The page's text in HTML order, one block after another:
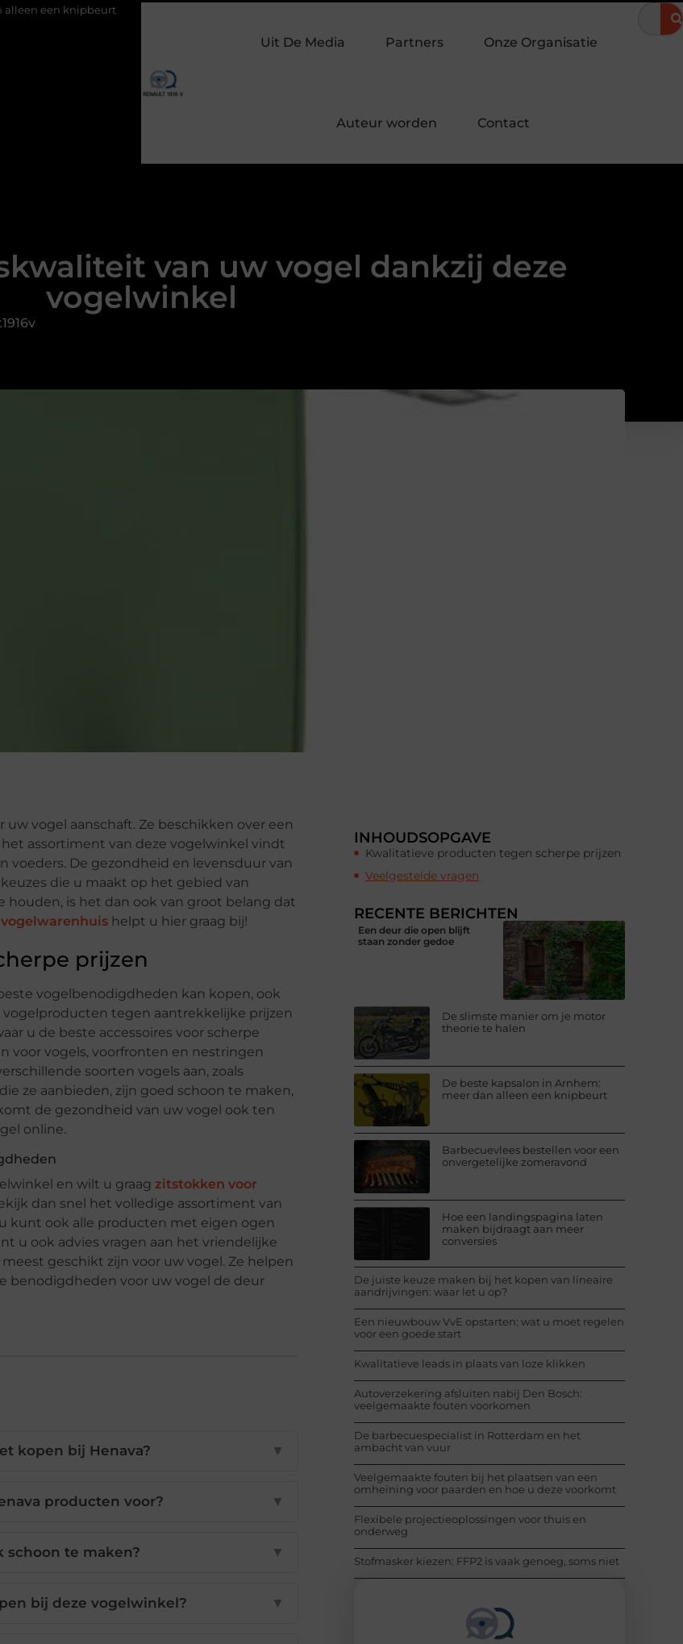
Barbecuevlees bestellen voor een onvergetelijke zomeravond Hoe een landingspagina laten maken bijdraagt aan
Uit De Media Partners Onze Organisatie
Auteur worden Contact
van uw vogel dankzij deze
vogelwinkel
vogel aanschaft. Ze beschikken over een
assortiment van deze vogelwinkel vindt
voeders. De gezondheid en levensduur van
die u maakt op het gebied van
houden, is het dan ook van groot belang dat
vogelwarenhuis helpt u hier graag bij!
prijzen
vogelbenodigdheden kan kopen, ook
tegen aantrekkelijke prijzen
u de beste accessoires voor scherpe
voor vogels, voorfronten en nestringen
soorten vogels aan, zoals
ze aanbieden, zijn goed schoon te maken,
de gezondheid van uw vogel ook ten
online.
en wilt u graag zitstokken voor
dan snel het volledige assortiment van
kunt ook alle producten met eigen ogen
u ook advies vragen aan het vriendelijke
geschikt zijn voor uw vogel. Ze helpen
benodigdheden voor uw vogel de deur
kopen bij Henava? ▼
producten voor? ▼
schoon te maken? ▼
bij deze vogelwinkel? ▼
INHOUDSOPGAVE
Kwalitatieve producten tegen scherpe prijzen
Veelgestelde vragen
RECENTE BERICHTEN
Een deur die open blijft
staan zonder gedoe
De slimste manier om je motor
theorie te halen
De beste kapsalon in Arnhem:
meer dan alleen een knipbeurt
Barbecuevlees bestellen voor een
onvergetelijke zomeravond
Hoe een landingspagina laten
maken bijdraagt aan meer
conversies
De juiste keuze maken bij het kopen van lineaire
aandrijvingen: waar let u op?
Een nieuwbouw VvE opstarten: wat u moet regelen
voor een goede start
Kwalitatieve leads in plaats van loze klikken
Autoverzekering afsluiten nabij Den Bosch:
veelgemaakte fouten voorkomen
De barbecuespecialist in Rotterdam en het
ambacht van vuur
Veelgemaakte fouten bij het plaatsen van een
omheining voor paarden en hoe u deze voorkomt
Flexibele projectieoplossingen voor thuis en
onderweg
Stofmasker kiezen: FFP2 is vaak genoeg, soms niet